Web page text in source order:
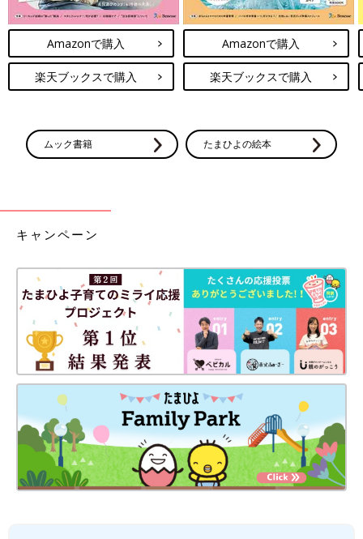
Amazonで購入
楽天ブックスで購入
Amazonで購入
楽天ブックスで購入
ムック書籍 たまひよの絵本
キャンペーン